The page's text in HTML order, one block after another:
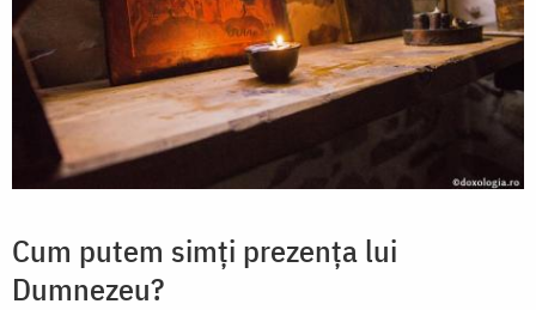
Cum putem simți prezența lui
Dumnezeu?